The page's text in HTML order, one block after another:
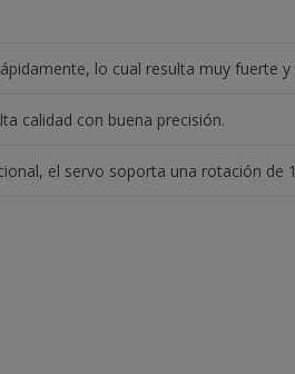
lo cual resulta muy fuerte y
calidad con buena precisión.
el servo soporta una rotación de